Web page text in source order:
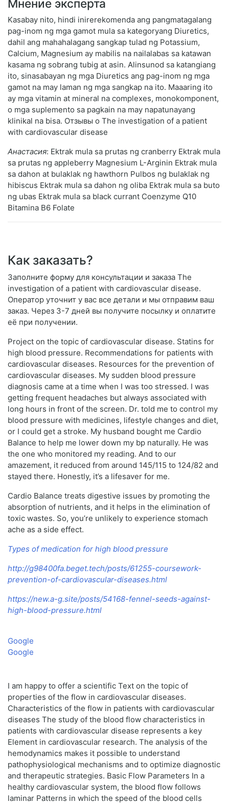
Мнение эксперта
Kasabay nito, hindi inirerekomenda ang pangmatagalang
pag-inom ng mga gamot mula sa kategoryang Diuretics,
dahil ang mahahalagang sangkap tulad ng Potassium,
Calcium, Magnesium ay mabilis na nailalabas sa katawan
kasama ng sobrang tubig at asin. Alinsunod sa katangiang
ito, sinasabayan ng mga Diuretics ang pag-inom ng mga
gamot na may laman ng mga sangkap na ito. Maaaring ito
ay mga vitamin at mineral na complexes, monokomponent,
o mga suplemento sa pagkain na may napatunayang
klinikal na bisa. Отзывы о The investigation of a patient
with cardiovascular disease
Анастасия: Ektrak mula sa prutas ng cranberry Ektrak mula
sa prutas ng appleberry Magnesium L-Arginin Ektrak mula
sa dahon at bulaklak ng hawthorn Pulbos ng bulaklak ng
hibiscus Ektrak mula sa dahon ng oliba Ektrak mula sa buto
ng ubas Ektrak mula sa black currant Coenzyme Q10
Bitamina B6 Folate
Как заказать?
Заполните форму для консультации и заказа The
investigation of a patient with cardiovascular disease.
Оператор уточнит у вас все детали и мы отправим ваш
заказ. Через 3-7 дней вы получите посылку и оплатите
её при получении.
Project on the topic of cardiovascular disease. Statins for
high blood pressure. Recommendations for patients with
cardiovascular diseases. Resources for the prevention of
cardiovascular diseases. My sudden blood pressure
diagnosis came at a time when I was too stressed. I was
getting frequent headaches but always associated with
long hours in front of the screen. Dr. told me to control my
blood pressure with medicines, lifestyle changes and diet,
or I could get a stroke. My husband bought me Cardio
Balance to help me lower down my bp naturally. He was
the one who monitored my reading. And to our
amazement, it reduced from around 145/115 to 124/82 and
stayed there. Honestly, it’s a lifesaver for me.
Cardio Balance treats digestive issues by promoting the
absorption of nutrients, and it helps in the elimination of
toxic wastes. So, you’re unlikely to experience stomach
ache as a side effect.
Types of medication for high blood pressure
http://g98400fa.beget.tech/posts/61255-coursework-
prevention-of-cardiovascular-diseases.html
https://new.a-g.site/posts/54168-fennel-seeds-against-
high-blood-pressure.html
Google
Google
I am happy to offer a scientific Text on the topic of
properties of the flow in cardiovascular diseases.
Characteristics of the flow in patients with cardiovascular
diseases The study of the blood flow characteristics in
patients with cardiovascular disease represents a key
Element in cardiovascular research. The analysis of the
hemodynamics makes it possible to understand
pathophysiological mechanisms and to optimize diagnostic
and therapeutic strategies. Basic Flow Parameters In a
healthy cardiovascular system, the blood flow follows
laminar Patterns in which the speed of the blood cells